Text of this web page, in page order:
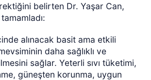
belirten Dr. Yaşar Can,
alınacak basit ama etkili
daha sağlıklı ve
sağlar. Yeterli sıvı tüketimi,
güneşten korunma, uygun